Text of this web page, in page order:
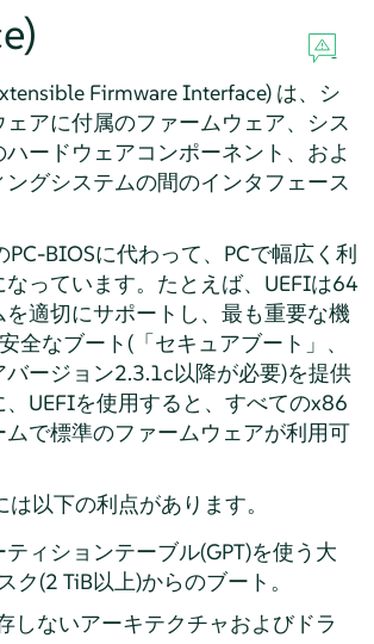
Firmware Interface) は、シ
ェアに付属のファームウェア、シス
ードウェアコンポーネント、およ
グシステムの間のインタフェース
PC-BIOSに代わって、PCで幅広く利
なっています。たとえば、UEFIは64
を適切にサポートし、最も重要な機
全なブート(「セキュアブート 」 、
バージョン2.3.1c以降が必要)を提供
、UEFIを使用すると、すべてのx86
で標準のファームウェアが利用可
は以下の利点があります。
ィションテーブル(GPT)を使う大
ク(2 TiB以上)からのブート。
しないアーキテクチャおよびドラ